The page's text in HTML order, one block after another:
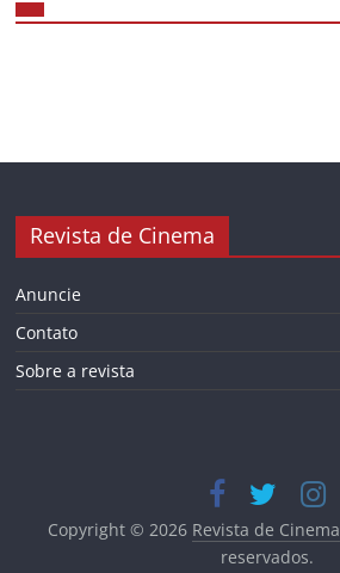
Revista de Cinema
Anuncie
Contato
Sobre a revista
Copyright © 2026 Revista de Cinema
reservados.